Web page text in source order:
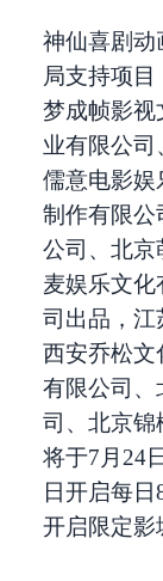
神仙喜剧动
局支持项
梦成帧影视
业有限公司
儒意电影娱
制作有限公
公司、北京
麦娱乐文
司出品，江
西安乔松文
有限公司、
司、北京锦
将于7月24
日开启每
开启限定影